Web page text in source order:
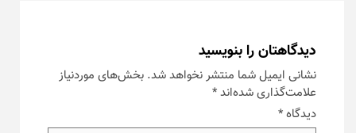
دیدگاهتان را بنویسید
نشانی ایمیل شما منتشر نخواهد شد. بخش‌های موردنیاز
علامت‌گذاری شده‌اند*
دیدگاه*